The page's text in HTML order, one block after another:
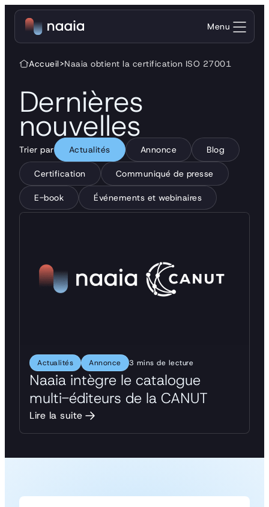
Menu
Accueil>Naaia obtient la certification ISO 27001
Dernières
nouvelles
Trier par Actualités Annonce Blog
Certification Communiqué de presse
E-book Événements et webinaires
Actualités Annonce 3 mins de lecture
Naaia intègre le catalogue
multi-éditeurs de la CANUT
Lire la suite